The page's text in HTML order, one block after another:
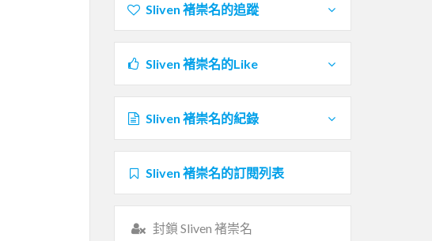
Sliven 褚崇名的追蹤
Sliven 褚崇名的Like
Sliven 褚崇名的紀錄
Sliven 褚崇名的訂閱列表
封鎖 Sliven 褚崇名